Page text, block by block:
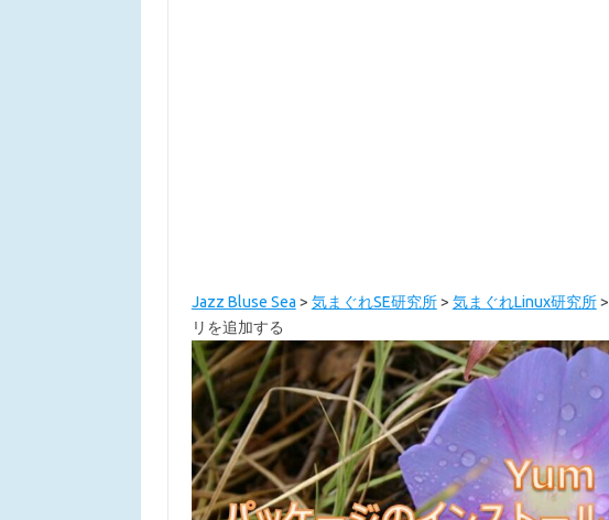
Jazz Bluse Sea > 気まぐれSE研究所> 気まぐれLinux研究所>
リを追加する